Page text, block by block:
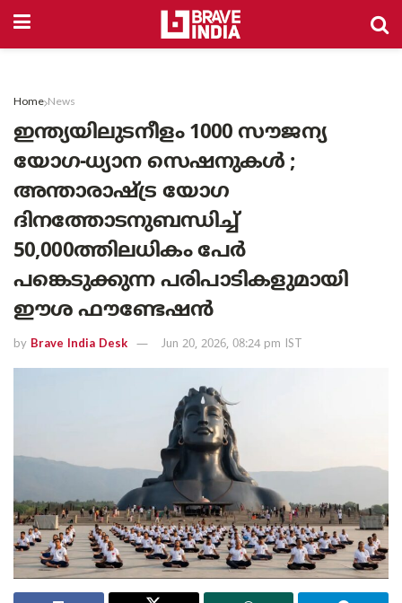
Home News
ഇന്ത്യയിലുടനീളം 1000 സൗജന്യ
യോഗ-ധ്യാന സെഷനുകൾ ;
അന്താരാഷ്ട്ര യോഗ
ദിനത്തോടനുബന്ധിച്ച്
50,000ത്തിലധികം പേർ
പങ്കെടുക്കുന്ന പരിപാടികളുമായി
ഈശ ഫൗണ്ടേഷൻ
by Brave India Desk Jun 20, 2026, 08:24 pm IST